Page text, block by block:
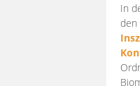
In
den